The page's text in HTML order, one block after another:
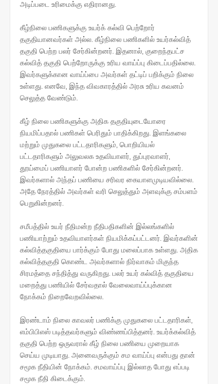
அடிப்படை உரிமைக்கு எதிரானது.
கீழ்நிலை பணிகளுக்கு உயர்க் கல்வி பெற்றோர்
தகுதியானவர்கள் அல்ல. கீழ்நிலை பணிகளில் உயர்கல்வித்
தகுதி பெற்ற பலர் சேர்கின்றனர். இதனால், குறைந்தபட்ச
கல்வித் தகுதி பெற்றோருக்கு உரிய வாய்ப்பு கிடைப்பதில்லை.
இவர்களுக்கான வாய்ப்பை அவர்கள் தட்டிப் பறிக்கும் நிலை
உள்ளது. எனவே, இந்த விவகாரத்தில் அரசு உரிய கவனம்
செலுத்த வேண்டும்.
கீழ் நிலை பணிகளுக்கு அதிக தகுதியுடையோரை
நியமிப்பதால் பணிகள் பெரிதும் பாதிக்கிறது. இளங்கலை
மற்றும் முதுகலை பட்டதாரிகளும், பொறியியல்
பட்டதாரிகளும் அலுவலக உதவியாளர், துப்புரவாளர்,
தூய்மைப் பணியாளர் போன்ற பணிகளில் சேர்கின்றனர்.
இவர்களால் அந்தப் பணியை சரிவர கையாளமுடியவில்லை.
அதே நேரத்தில் அவர்கள் வரி செலுத்தும் அளவுக்கு சம்பளம்
பெறுகின்றனர்.
சமீபத்தில் உயர் நீதிமன்ற நீதிபதிகளின் இல்லங்களில்
பணியாற்றும் உதவியாளர்கள் நியமிக்கப்பட்டனர். இவர்களின்
கல்வித்தகுதியை பார்க்கும் போது மலைப்பாக உள்ளது. அதிக
கல்வித்தகுதி கொண்ட அவர்களால் நிர்வாகம் மிகுந்த
சிரமத்தை சந்தித்து வருகிறது. பலர் உயர் கல்வித் தகுதியை
மறைத்து பணியில் சேர்வதால் வேலைவாய்ப்புக்கான
நோக்கம் நிறைவேறவில்லை.
இரண்டாம் நிலை காவலர் பணிக்கு முதுகலை பட்டதாரிகள்,
எம்பிபிஎஸ் படித்தவர்களும் விண்ணப்பித்தனர். உயர்க்கல்வித்
தகுதி பெற்ற ஒருவரால் கீழ் நிலை பணியை முறையாக
செய்ய முடியாது. அனைவருக்கும் சம வாய்ப்பு என்பது தான்
சமூக நீதியின் நோக்கம். சமவாய்ப்பு இல்லாத போது எப்படி
சமூக நீதி கிடைக்கும்.